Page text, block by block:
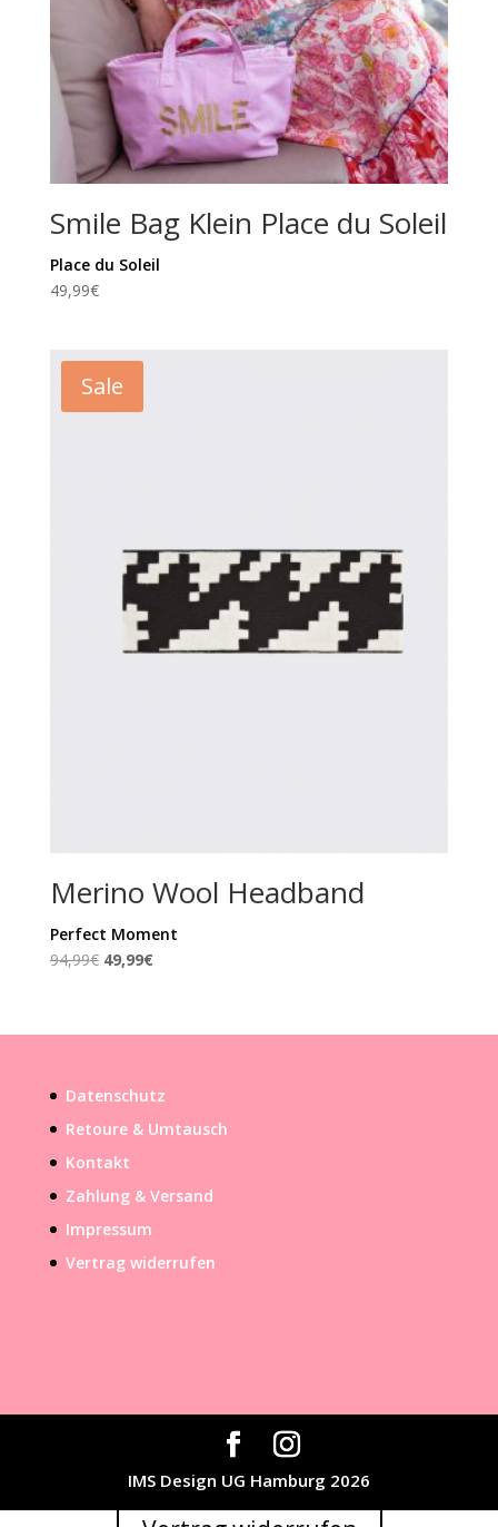
Smile Bag Klein Place du Soleil
Place du Soleil
49,99€
Sale
Merino Wool Headband
Perfect Moment
94,99€ Ursprünglicher
94,99€
49,99€Aktueller
49,99€.
Datenschutz
Retoure & Umtausch
Kontakt
Zahlung & Versand
Impressum
Vertrag widerrufen
IMS Design UG Hamburg 2026